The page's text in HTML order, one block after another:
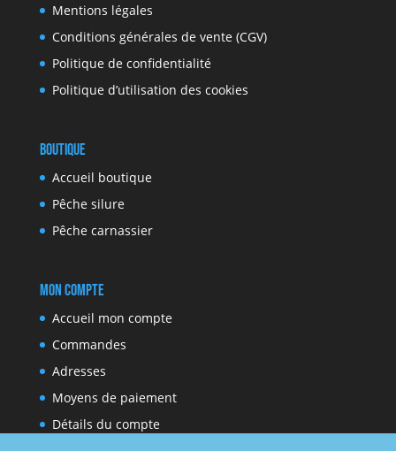
Mentions légales
Conditions générales de vente (CGV)
Politique de confidentialité
Politique d’utilisation des cookies
Boutique
Accueil boutique
Pêche silure
Pêche carnassier
Mon compte
Accueil mon compte
Commandes
Adresses
Moyens de paiement
Détails du compte